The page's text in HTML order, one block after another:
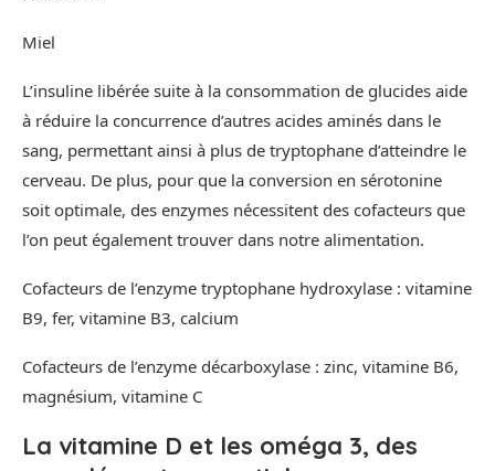
Miel
L’insuline libérée suite à la consommation de glucides aide
à réduire la concurrence d’autres acides aminés dans le
sang, permettant ainsi à plus de tryptophane d’atteindre le
cerveau. De plus, pour que la conversion en sérotonine
soit optimale, des enzymes nécessitent des cofacteurs que
l’on peut également trouver dans notre alimentation.
Cofacteurs de l’enzyme tryptophane hydroxylase : vitamine
B9, fer, vitamine B3, calcium
Cofacteurs de l’enzyme décarboxylase : zinc, vitamine B6,
magnésium, vitamine C
La vitamine D et les oméga 3, des